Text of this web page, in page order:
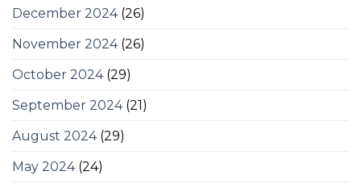
December 2024(26)
November 2024(26)
October 2024(29)
September 2024(21)
August 2024(29)
May 2024(24)